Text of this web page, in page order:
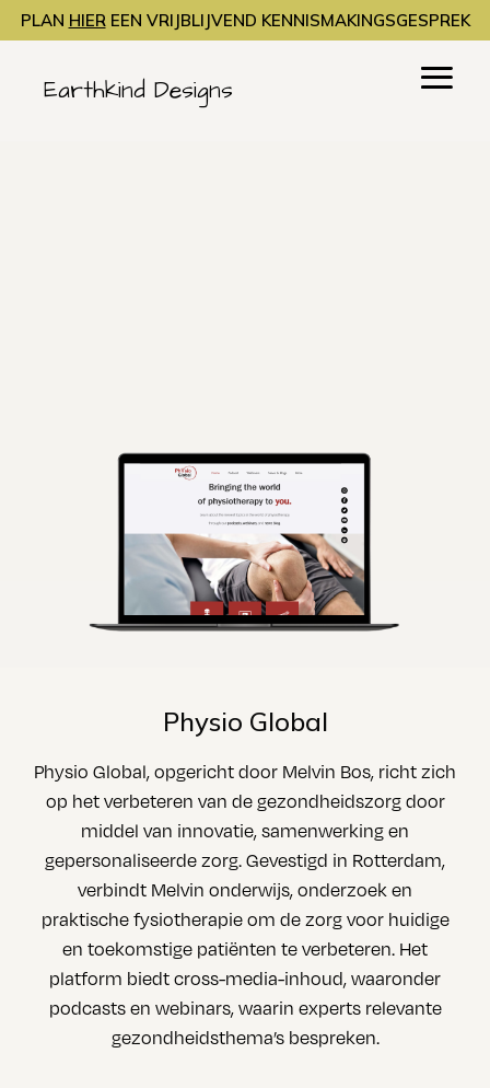
PLAN HIER EEN VRIJBLIJVEND KENNISMAKINGSGESPREK
Earthkind Designs
Physio Global
Physio Global, opgericht door Melvin Bos, richt zich
op het verbeteren van de gezondheidszorg door
middel van innovatie, samenwerking en
gepersonaliseerde zorg. Gevestigd in Rotterdam,
verbindt Melvin onderwijs, onderzoek en
praktische fysiotherapie om de zorg voor huidige
en toekomstige patiënten te verbeteren. Het
platform biedt cross-media-inhoud, waaronder
podcasts en webinars, waarin experts relevante
gezondheidsthema’s bespreken.